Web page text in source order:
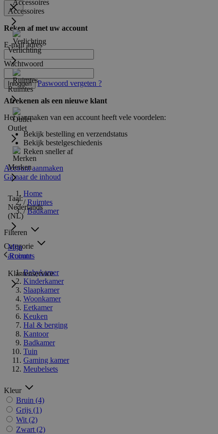
Accessoires
Verlichting
Ruimtes
Outlet
Merken
Taal:
Nederlands
(NL)
Mijn
account
Klantenservice
Reken af met uw account
E-mail adres
Wachtwoord
Inloggen Paswoord vergeten ?
Afrekenen als een nieuwe klant
Het aanmaken van een account heeft vele voordelen:
Bekijk bestelling en verzendstatus
Bekijk bestelgeschiedenis
Reken sneller af
Account aanmaken
Ga naar de inhoud
Home
/ Ruimtes
/ Badkamer
Filteren
Categorie
Ruimtes
Babykamer
Kinderkamer
Slaapkamer
Woonkamer
Eetkamer
Keuken
Hal & berging
Kantoor
Badkamer
Tuin
Gaming kamer
Meubelsets
Kleur
Bruin (4)
Grijs (1)
Wit (2)
Zwart (2)